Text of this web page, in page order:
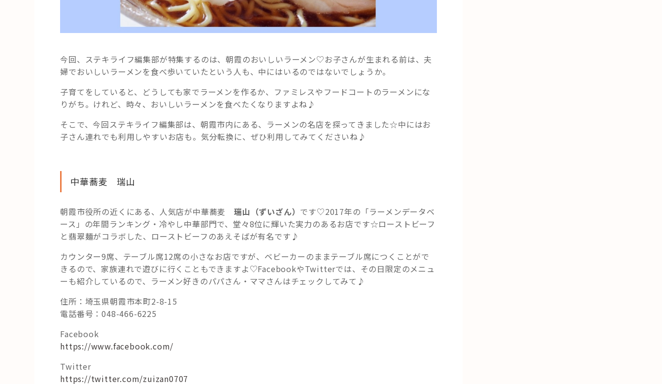
今回、ステキライフ編集部が特集するのは、朝霞のおいしいラーメン♡お子さんが生まれる前は、夫
婦でおいしいラーメンを食べ歩いていたという人も、中にはいるのではないでしょうか。
子育てをしていると、どうしても家でラーメンを作るか、ファミレスやフードコートのラーメンにな
りがち。けれど、時々、おいしいラーメンを食べたくなりますよね♪
そこで、今回ステキライフ編集部は、朝霞市内にある、ラーメンの名店を探ってきました☆中にはお
子さん連れでも利用しやすいお店も。気分転換に、ぜひ利用してみてくださいね♪
中華蕎麦 瑞山
朝霞市役所の近くにある、人気店が中華蕎麦 瑞山（ずいざん） です♡2017年の「ラーメンデータベ
ース」の年間ランキング・冷やし中華部門で、堂々8位に輝いた実力のあるお店です☆ローストビーフ
と翡翠麺がコラボした、ローストビーフのあえそばが有名です♪
カウンター9席、テーブル席12席の小さなお店ですが、ベビーカーのままテーブル席につくことがで
きるので、家族連れで遊びに行くこともできますよ♡FacebookやTwitterでは、その日限定のメニュ
ーも紹介しているので、ラーメン好きのパパさん・ママさんはチェックしてみて♪
住所：埼玉県朝霞市本町2-8-15
電話番号：048-466-6225
Facebook
https://www.facebook.com/
Twitter
https://twitter.com/zuizan0707